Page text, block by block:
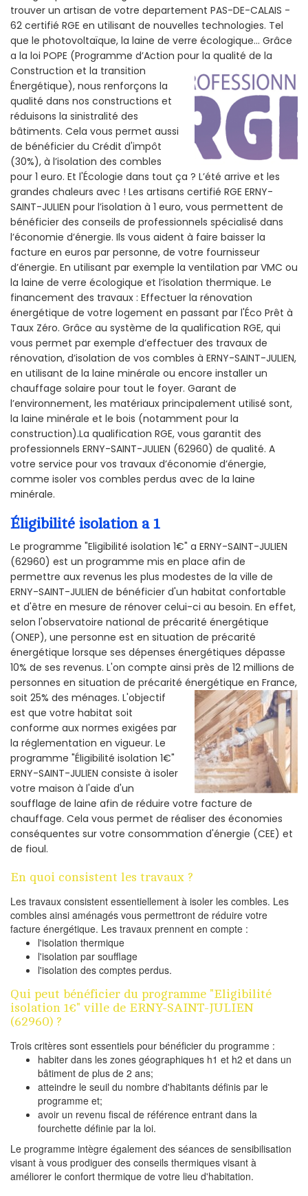
trouver un artisan de votre departement PAS-DE-CALAIS -
62 certifié RGE en utilisant de nouvelles technologies. Tel
que le photovoltaïque, la laine de verre écologique... Grâce
a la loi POPE (Programme d’Action pour la qualité de la
Construction et la transition
Énergétique), nous renforçons la
qualité dans nos constructions et
réduisons la sinistralité des
bâtiments. Cela vous permet aussi
de bénéficier du Crédit d'impôt
(30%), à l’isolation des combles
pour 1 euro. Et l'Écologie dans tout ça ? L’été arrive et les
grandes chaleurs avec ! Les artisans certifié RGE ERNY-
SAINT-JULIEN pour l’isolation à 1 euro, vous permettent de
bénéficier des conseils de professionnels spécialisé dans
l’économie d’énergie. Ils vous aident à faire baisser la
facture en euros par personne, de votre fournisseur
d’énergie. En utilisant par exemple la ventilation par VMC ou
la laine de verre écologique et l’isolation thermique. Le
financement des travaux : Effectuer la rénovation
énergétique de votre logement en passant par l'Éco Prêt à
Taux Zéro. Grâce au système de la qualification RGE, qui
vous permet par exemple d’effectuer des travaux de
rénovation, d’isolation de vos combles à ERNY-SAINT-JULIEN,
en utilisant de la laine minérale ou encore installer un
chauffage solaire pour tout le foyer. Garant de
l’environnement, les matériaux principalement utilisé sont,
la laine minérale et le bois (notamment pour la
construction).La qualification RGE, vous garantit des
professionnels ERNY-SAINT-JULIEN (62960) de qualité. A
votre service pour vos travaux d’économie d’énergie,
comme isoler vos combles perdus avec de la laine
minérale.
Éligibilité isolation a 1
Le programme "Eligibilité isolation 1€" a ERNY-SAINT-JULIEN
(62960) est un programme mis en place afin de
permettre aux revenus les plus modestes de la ville de
ERNY-SAINT-JULIEN de bénéficier d'un habitat confortable
et d'être en mesure de rénover celui-ci au besoin. En effet,
selon l'observatoire national de précarité énergétique
(ONEP), une personne est en situation de précarité
énergétique lorsque ses dépenses énergétiques dépasse
10% de ses revenus. L'on compte ainsi près de 12 millions de
personnes en situation de précarité énergétique en France,
soit 25% des ménages. L'objectif
est que votre habitat soit
conforme aux normes exigées par
la réglementation en vigueur. Le
programme "Éligibilité isolation 1€"
ERNY-SAINT-JULIEN consiste à isoler
votre maison à l'aide d'un
soufflage de laine afin de réduire votre facture de
chauffage. Cela vous permet de réaliser des économies
conséquentes sur votre consommation d'énergie (CEE) et
de fioul.
En quoi consistent les travaux ?
Les travaux consistent essentiellement à isoler les combles. Les
combles ainsi aménagés vous permettront de réduire votre
facture énergétique. Les travaux prennent en compte :
l'isolation thermique
l'isolation par soufflage
l'isolation des comptes perdus.
Qui peut bénéficier du programme "Eligibilité
isolation 1€" ville de ERNY-SAINT-JULIEN
(62960) ?
Trois critères sont essentiels pour bénéficier du programme :
habiter dans les zones géographiques h1 et h2 et dans un
bâtiment de plus de 2 ans;
atteindre le seuil du nombre d'habitants définis par le
programme et;
avoir un revenu fiscal de référence entrant dans la
fourchette définie par la loi.
Le programme intègre également des séances de sensibilisation
visant à vous prodiguer des conseils thermiques visant à
améliorer le confort thermique de votre lieu d'habitation.